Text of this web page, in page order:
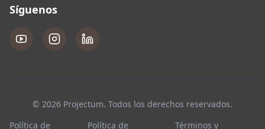
Síguenos
© 2026 Projectum. Todos los derechos reservados.
Política de
Política de Términos y